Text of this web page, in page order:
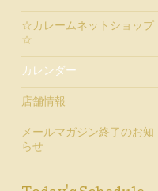
☆カレームネットショップ
☆
カレンダー
店舗情報
メールマガジン終了のお知
らせ